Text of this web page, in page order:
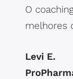
O
melhores
Levi E.